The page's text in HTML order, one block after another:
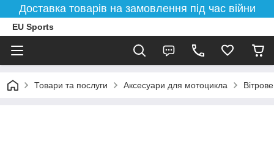
Доставка товарів на замовлення під час війни
EU Sports
Товари та послуги Аксесуари для мотоцикла